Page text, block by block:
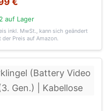
auf Lager
inkl. MwSt., kann sich geändert
Preis auf Amazon.